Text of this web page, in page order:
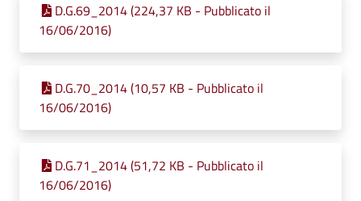
D.G.69_2014 (224,37 KB - Pubblicato il
16/06/2016)
D.G.70_2014 (10,57 KB - Pubblicato il
16/06/2016)
D.G.71_2014 (51,72 KB - Pubblicato il
16/06/2016)